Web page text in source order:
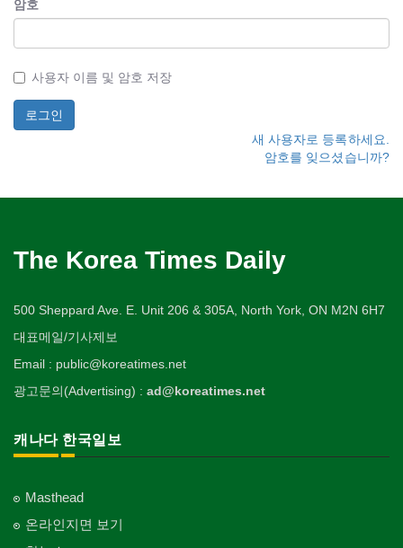
암호
사용자 이름 및 암호 저장
새 사용자로 등록하세요.
암호를 잊으셨습니까?
The Korea Times Daily
500 Sheppard Ave. E. Unit 206 & 305A, North York, ON M2N 6H7
대표메일/기사제보
Email : public@koreatimes.net
광고문의(Advertising) : ad@koreatimes.net
캐나다 한국일보
Masthead
온라인지면 보기